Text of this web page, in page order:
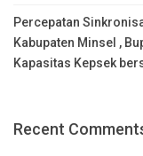
Percepatan
Kabupaten Minsel ,
Kapasitas Kepsek
Recent